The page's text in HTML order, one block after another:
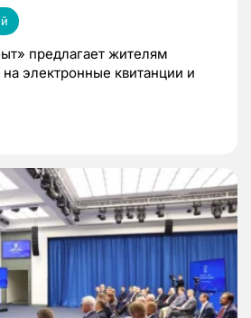
предлагает жителям
электронные квитанции и